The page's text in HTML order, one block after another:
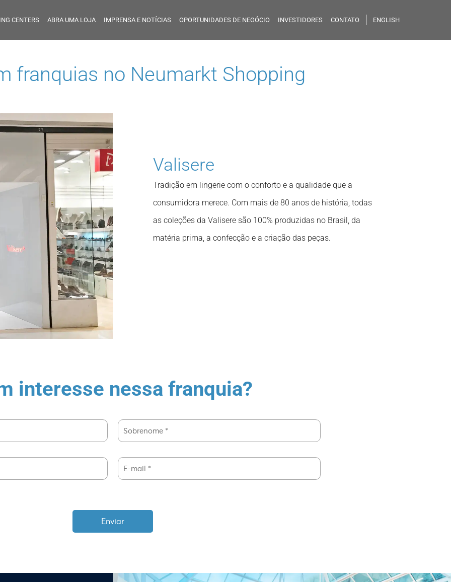
CENTERS ABRA UMA LOJA IMPRENSA E NOTÍCIAS OPORTUNIDADES DE NEGÓCIO INVESTIDORES CONTATO ENGLISH
franquias no Neumarkt Shopping
Valisere
Tradição em lingerie com o conforto e a qualidade que a
consumidora merece. Com mais de 80 anos de história, todas
as coleções da Valisere são 100% produzidas no Brasil, da
matéria prima, a confecção e a criação das peças.
interesse nessa franquia?